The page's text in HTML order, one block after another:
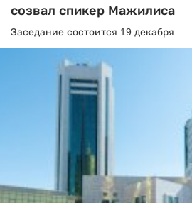
созвал спикер Мажилиса
Заседание состоится 19 декабря.